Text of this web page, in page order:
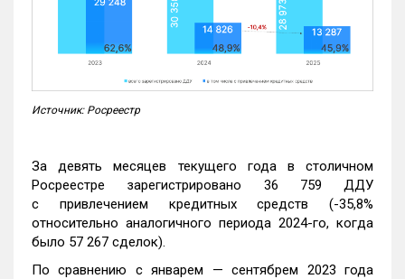
Источник: Росреестр
За девять месяцев текущего года в столичном
Росреестре зарегистрировано 36 759 ДДУ
с привлечением кредитных средств (-35,8%
относительно аналогичного периода 2024-го, когда
было 57 267 сделок).
По сравнению с январем — сентябрем 2023 года